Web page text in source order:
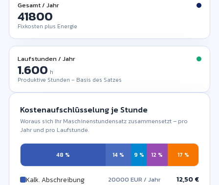
Gesamt / Jahr
Fixkosten plus Energie
Laufstunden / Jahr
h
Produktive Stunden – Basis des Satzes
Kostenaufschlüsselung je Stunde
Woraus sich Ihr Maschinenstundensatz zusammensetzt – pro
Jahr und pro Laufstunde.
48 % 14 % 9 % 12 % 17 %
Kalk. Abschreibung 20000 EUR / Jahr 12,50 €